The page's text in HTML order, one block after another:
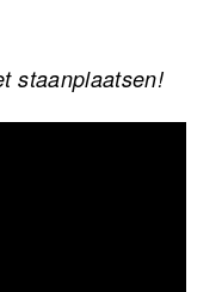
staanplaatsen!